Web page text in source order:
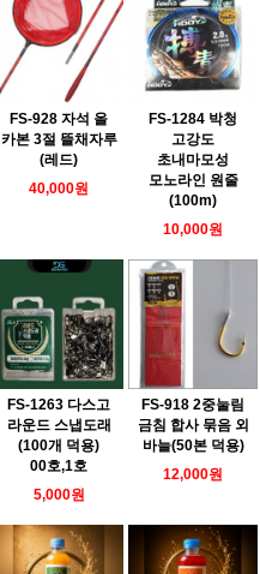
FS-928 자석 올
카본 3절 뜰채자루
(레드)
40,000원
FS-1284 박청
고강도
초내마모성
모노라인 원줄
(100m)
10,000원
FS-1263 다스고
라운드 스냅도래
(100개 덕용)
00호,1호
5,000원
FS-918 2중눌림
금침 합사 묶음 외
바늘(50본 덕용)
12,000원